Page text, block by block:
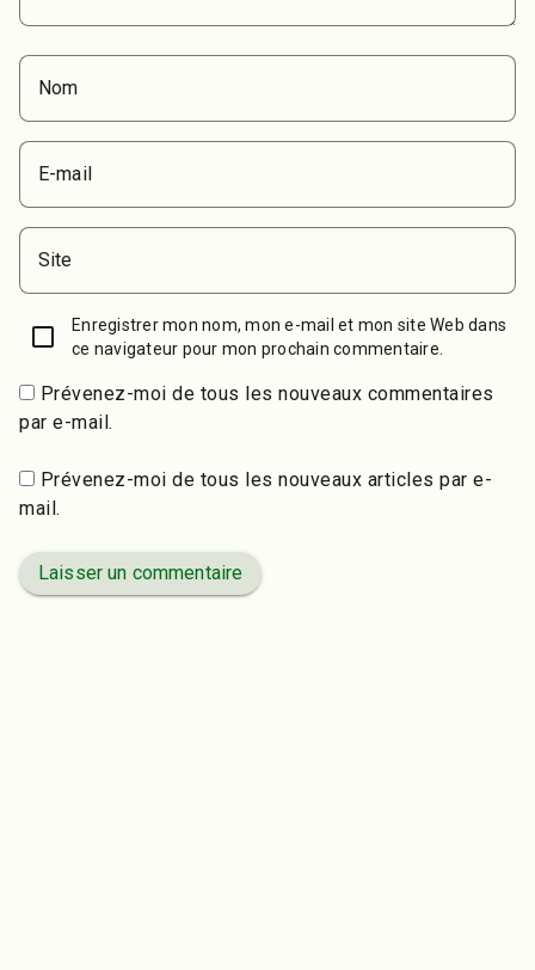
Nom
E-mail
Site
Enregistrer mon nom, mon e-mail et mon site Web dans
ce navigateur pour mon prochain commentaire.
Prévenez-moi de tous les nouveaux commentaires
par e-mail.
Prévenez-moi de tous les nouveaux articles par e-
mail.
Laisser un commentaire